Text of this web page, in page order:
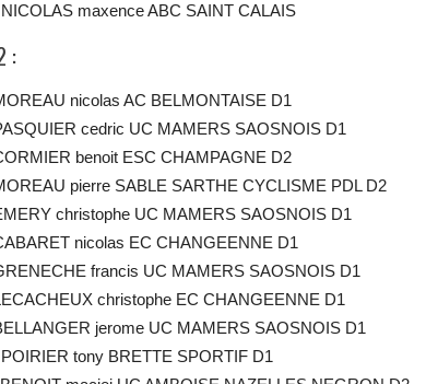
maxence ABC SAINT CALAIS
:
nicolas AC BELMONTAISE D1
cedric UC MAMERS SAOSNOIS D1
benoit ESC CHAMPAGNE D2
pierre SABLE SARTHE CYCLISME PDL D2
christophe UC MAMERS SAOSNOIS D1
nicolas EC CHANGEENNE D1
francis UC MAMERS SAOSNOIS D1
christophe EC CHANGEENNE D1
jerome UC MAMERS SAOSNOIS D1
tony BRETTE SPORTIF D1